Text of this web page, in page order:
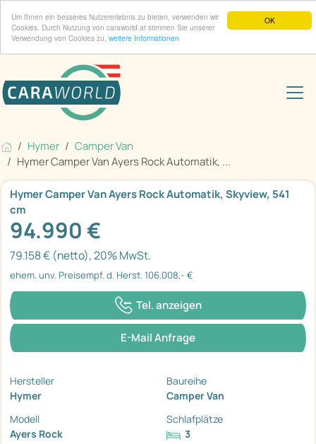
OK
Um Ihnen ein besseres Nutzererlebnis zu bieten, verwenden wir
Cookies. Durch Nutzung von caraworld.at stimmen Sie unserer
Verwendung von Cookies zu. weitere Informationen
Hymer
Camper Van
Hymer Camper Van Ayers Rock Automatik, ...
Hymer Camper Van Ayers Rock Automatik, Skyview, 541
cm
94.990 €
79.158 € (netto), 20% MwSt.
ehem. unv. Preisempf. d. Herst. 106.008,- €
Tel. anzeigen
E-Mail Anfrage
Hersteller
Hymer
Baureihe
Camper Van
Modell
Ayers Rock
Schlafplätze
3